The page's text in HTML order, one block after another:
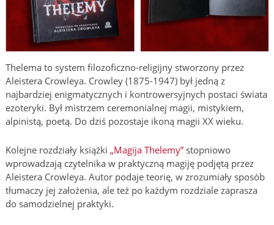
Thelema to system filozoficzno-religijny stworzony przez
Aleistera Crowleya. Crowley (1875-1947) był jedną z
najbardziej enigmatycznych i kontrowersyjnych postaci świata
ezoteryki. Był mistrzem ceremonialnej magii, mistykiem,
alpinistą, poetą. Do dziś pozostaje ikoną magii XX wieku.
Kolejne rozdziały książki „Magija Thelemy”stopniowo
wprowadzają czytelnika w praktyczną magiję podjętą przez
Aleistera Crowleya. Autor podaje teorię, w zrozumiały sposób
tłumaczy jej założenia, ale też po każdym rozdziale zaprasza
do samodzielnej praktyki.